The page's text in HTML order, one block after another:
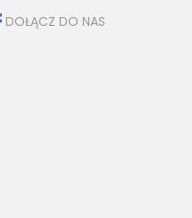
DOŁĄCZ DO NAS